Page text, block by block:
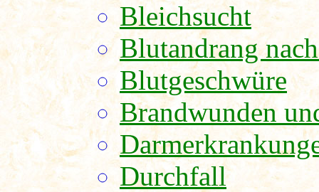
Bleichsucht
Blutandrang
Blutgeschwüre
Brandwunden
Durchfall